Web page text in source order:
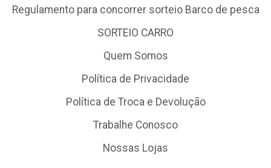
Regulamento para concorrer sorteio Barco de pesca
SORTEIO CARRO
Quem Somos
Política de Privacidade
Política de Troca e Devolução
Trabalhe Conosco
Nossas Lojas